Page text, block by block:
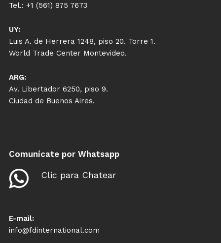
Tel.: +1 (561) 875 7673
UY:
Luis A. de Herrera 1248, piso 20. Torre 1.
World Trade Center Montevideo.
ARG:
Av. Libertador 6250, piso 9.
Ciudad de Buenos Aires.
Comunícate por Whatsapp
Clic para Chatear
E-mail:
info@fdinternational.com